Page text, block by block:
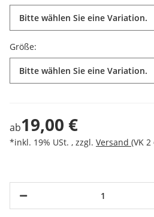
Bitte wählen Sie eine Variation.
Größe:
Bitte wählen Sie eine Variation.
ab19,00 €
*inkl. 19% USt. , zzgl. Versand (VK